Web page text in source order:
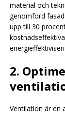
material och
genomförd
upp till 30
2.
Ventilation är en